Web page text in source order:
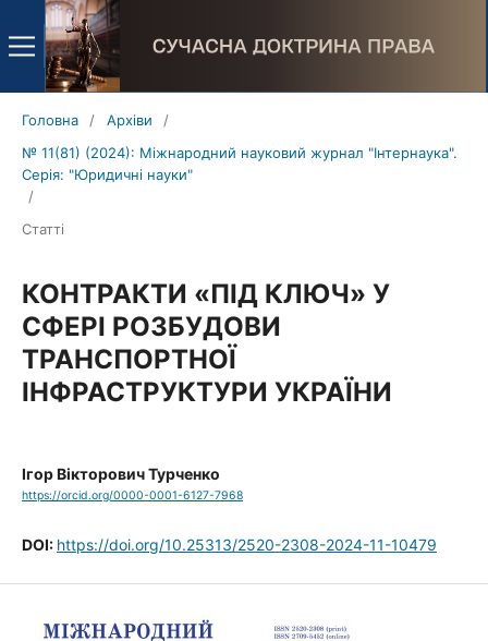
Головна / Архіви
/
№ 11(81) (2024): Міжнародний науковий журнал "Інтернаука".
Серія: "Юридичні науки"
/
Статті
КОНТРАКТИ «ПІД КЛЮЧ» У
СФЕРІ РОЗБУДОВИ
ТРАНСПОРТНОЇ
ІНФРАСТРУКТУРИ УКРАЇНИ
Ігор Вікторович Турченко
https://orcid.org/0000-0001-6127-7968
DOI: https://doi.org/10.25313/2520-2308-2024-11-10479